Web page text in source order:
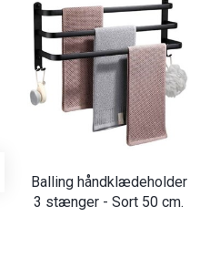
Balling håndklædeholder
3 stænger - Sort 50 cm.